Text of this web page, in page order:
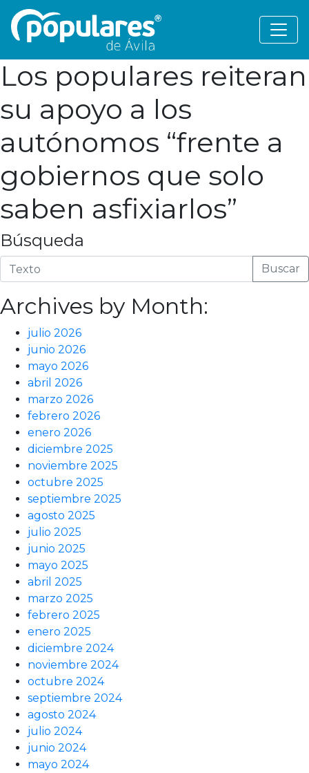
Los populares reiteran
su apoyo a los
autónomos “frente a
gobiernos que solo
saben asfixiarlos”
Búsqueda
Buscar
Archives by Month:
julio 2026
junio 2026
mayo 2026
abril 2026
marzo 2026
febrero 2026
enero 2026
diciembre 2025
noviembre 2025
octubre 2025
septiembre 2025
agosto 2025
julio 2025
junio 2025
mayo 2025
abril 2025
marzo 2025
febrero 2025
enero 2025
diciembre 2024
noviembre 2024
octubre 2024
septiembre 2024
agosto 2024
julio 2024
junio 2024
mayo 2024